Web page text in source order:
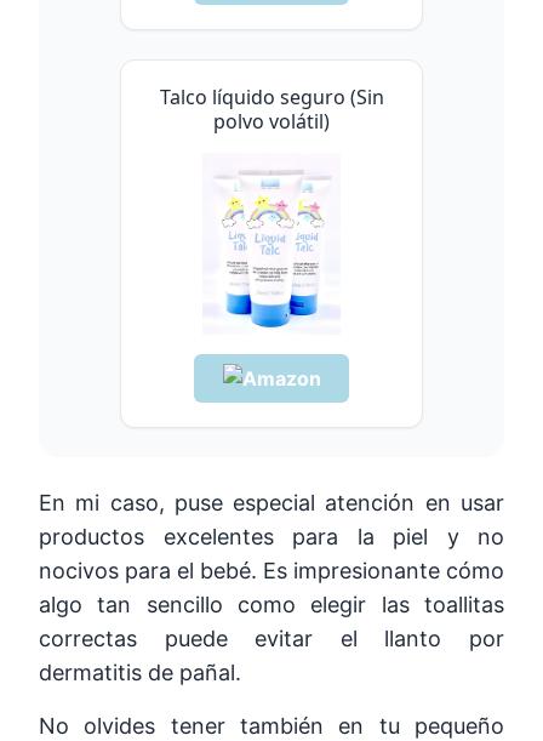
Talco líquido seguro (Sin
polvo volátil)
En mi caso, puse especial atención en usar
productos excelentes para la piel y no
nocivos para el bebé. Es impresionante cómo
algo tan sencillo como elegir las toallitas
correctas puede evitar el llanto por
dermatitis de pañal.
No olvides tener también en tu pequeño